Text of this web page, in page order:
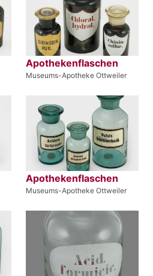
Apothekenflaschen
Museums-Apotheke Ottweiler
Apothekenflaschen
Museums-Apotheke Ottweiler